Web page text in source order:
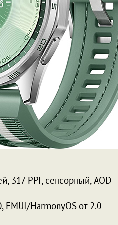
317 PPI, сенсорный, AOD
EMUI/HarmonyOS от 2.0